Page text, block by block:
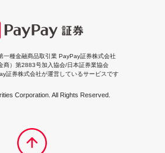
一種金融商品取引業 PayPay証券株式会社
商）第2883号加入協会/日本証券業協会
証券株式会社が運営しているサービスです
Corporation. All Rights Reserved.